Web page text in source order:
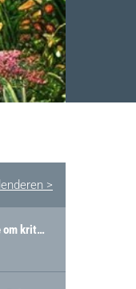
>
Arendalsuka: Alt du trenger å vite om kritiske og strategiske verdikjeder i Norge